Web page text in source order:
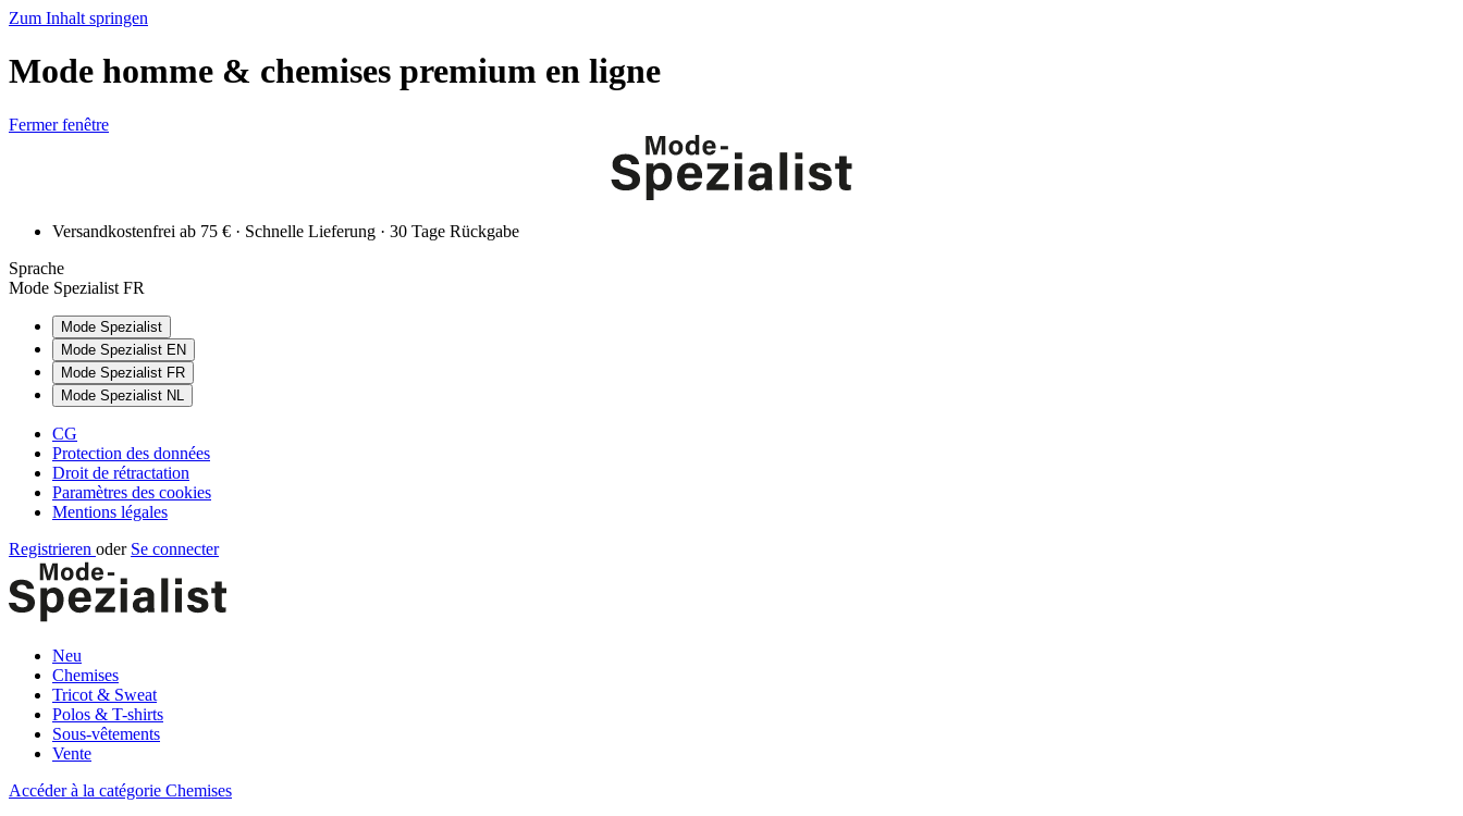
Zum Inhalt springen
Mode homme & chemises premium en ligne
Fermer fenêtre
Versandkostenfrei ab 75 € · Schnelle Lieferung · 30 Tage Rückgabe
Sprache
Mode Spezialist FR
Mode Spezialist
Mode Spezialist EN
Mode Spezialist FR
Mode Spezialist NL
CG
Protection des données
Droit de rétractation
Paramètres des cookies
Mentions légales
Registrieren oder Se connecter
Neu
Chemises
Tricot & Sweat
Polos & T-shirts
Sous-vêtements
Vente
Accéder à la catégorie Chemises